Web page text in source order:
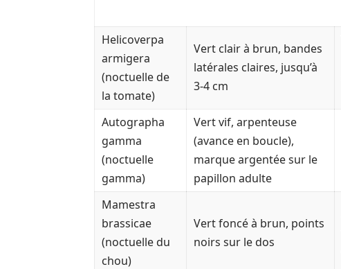
Helicoverpa
armigera
(noctuelle de
la tomate)
Vert clair à brun, bandes
latérales claires, jusqu’à
3-4 cm
Autographa
gamma
(noctuelle
gamma)
Vert vif, arpenteuse
(avance en boucle),
marque argentée sur le
papillon adulte
Mamestra
brassicae
(noctuelle du
chou)
Vert foncé à brun, points
noirs sur le dos